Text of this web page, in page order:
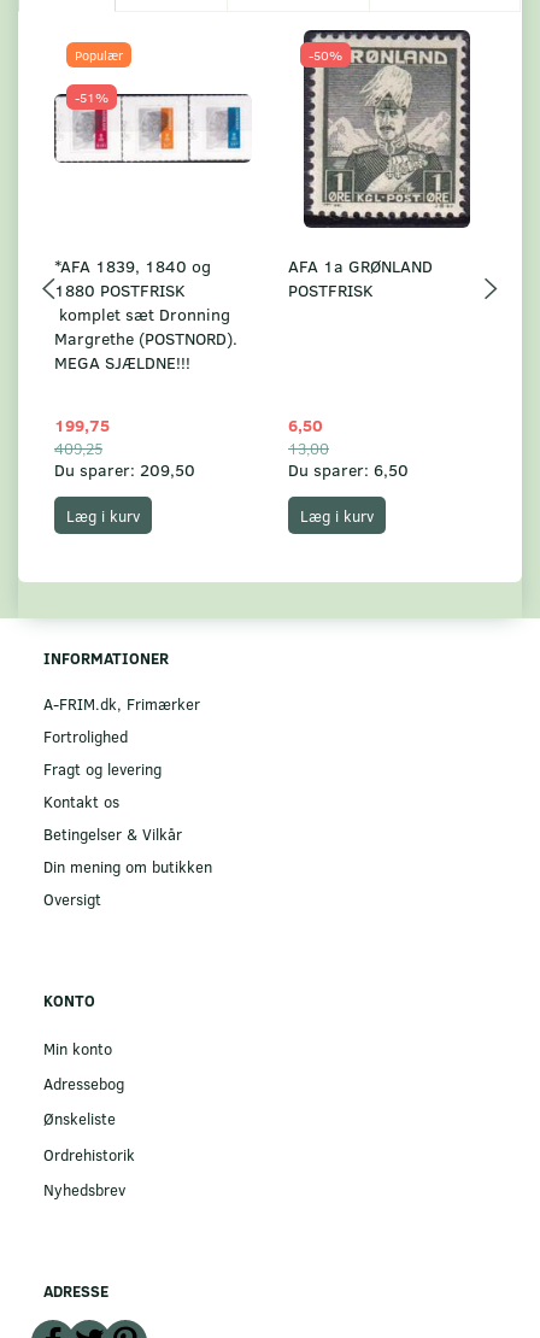
Populær
-51%
*AFA 1839, 1840 og
1880 POSTFRISK
komplet sæt Dronning
Margrethe (POSTNORD).
MEGA SJÆLDNE!!!
199,75
409,25
Du sparer: 209,50
Læg i kurv
-50%
AFA 1a GRØNLAND
POSTFRISK
6,50
13,00
Du sparer: 6,50
Læg i kurv
INFORMATIONER
A-FRIM.dk, Frimærker
Fortrolighed
Fragt og levering
Kontakt os
Betingelser & Vilkår
Din mening om butikken
Oversigt
KONTO
Min konto
Adressebog
Ønskeliste
Ordrehistorik
Nyhedsbrev
ADRESSE